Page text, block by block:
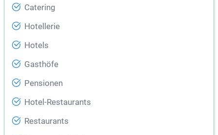
Catering
Hotellerie
Hotels
Gasthöfe
Pensionen
Hotel-Restaurants
Restaurants